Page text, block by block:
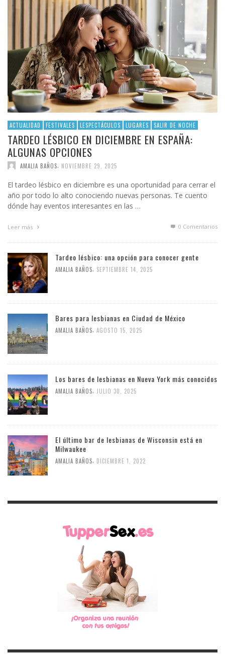
ACTUALIDAD FESTIVALES LESPECTÁCULOS LUGARES SALIR DE NOCHE
TARDEO LÉSBICO EN DICIEMBRE EN ESPAÑA:
ALGUNAS OPCIONES
AMALIA BAÑOS NOVIEMBRE 29, 2025
El tardeo lésbico en diciembre es una oportunidad para cerrar el
año por todo lo alto conociendo nuevas personas. Te cuento
dónde hay eventos interesantes en las …
Leer más 0 Comentarios
Tardeo lésbico: una opción para conocer gente
AMALIA BAÑOS, SEPTIEMBRE 14, 2025
Bares para lesbianas en Ciudad de México
AMALIA BAÑOS, AGOSTO 15, 2025
Los bares de lesbianas en Nueva York más conocidos
AMALIA BAÑOS, JULIO 30, 2025
El último bar de lesbianas de Wisconsin está en
Milwaukee
AMALIA BAÑOS, DICIEMBRE 1, 2022